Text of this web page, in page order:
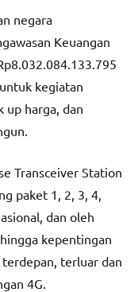
negara
Keuangan
kegiatan
up harga, dan
Transceiver Station
paket 1, 2, 3, 4,
dan oleh
kepentingan
terluar dan
4G.